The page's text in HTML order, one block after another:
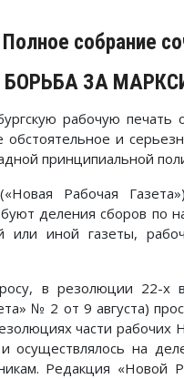
собрание
БОРЬБА ЗА
рабочую
и
принципиальной
Рабочая
деления сборов по
или иной газеты,
в резолюции 22-х
№ 2 от 9 августа)
части рабочих
на
Редакция «Новой